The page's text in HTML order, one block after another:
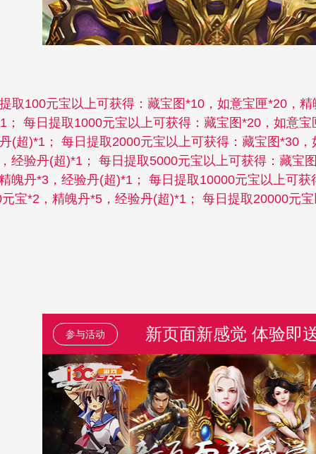
取100元宝以上可获得：藏宝图*10，如意宝匣*20，
； 每日提取1000元宝以上可获得：藏宝图*20，如意
(超)*1； 每日提取2000元宝以上可获得：藏宝图*30
经验丹(超)*1； 每日提取5000元宝以上可获得：藏宝
魄丹*3，经验丹(超)*1； 每日提取10000元宝以上可获
宝*2，精魄丹*5，经验丹(超)*1； 每日提取20000元
新页面新感觉 体验即
参与活动